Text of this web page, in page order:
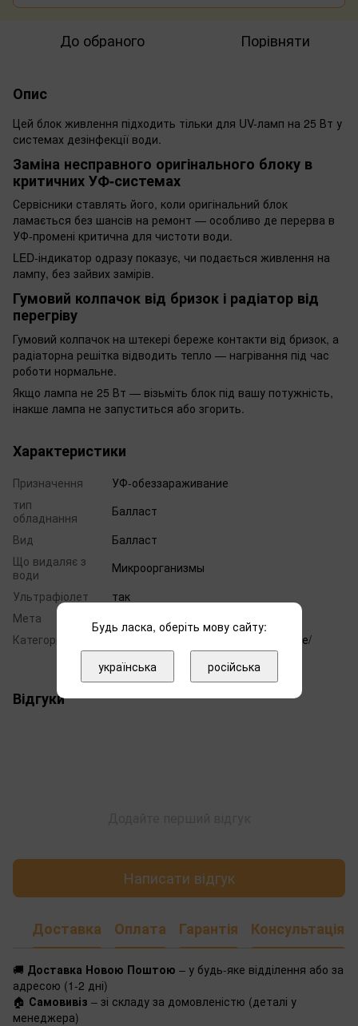
До обраного Порівняти
Опис
Цей блок живлення підходить тільки для UV-ламп на 25 Вт у
системах дезінфекції води.
Заміна несправного оригінального блоку в
критичних УФ-системах
Сервісники ставлять його, коли оригінальний блок
ламається без шансів на ремонт — особливо де перерва в
УФ-промені критична для чистоти води.
LED-індикатор одразу показує, чи подається живлення на
лампу, без зайвих замірів.
Гумовий колпачок від бризок і радіатор від
перегріву
Гумовий колпачок на штекері береже контакти від бризок, а
радіаторна решітка відводить тепло — нагрівання під час
роботи нормальне.
Якщо лампа не 25 Вт — візьміть блок під вашу потужність,
інакше лампа не запуститься або згорить.
Характеристики
Призначення
УФ-обеззараживание
тип
обладнання
Балласт
Вид
Балласт
Що видаляє з
води
Микроорганизмы
Ультрафіолет
так
Мета
Категорія
Очистка воды/УФ-обеззараживание/
Балласты
Відгуки
Написати відгук
Доставка Оплата Гарантія Консультація
🚚 Доставка Новою Поштою – у будь-яке відділення або за
адресою (1-2 дні)
🏠 Самовивіз – зі складу за домовленістю (деталі у
менеджера)
Будь ласка, оберіть мову сайту:
українська російська